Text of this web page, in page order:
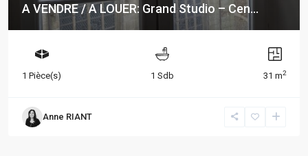
A VENDRE / A LOUER: Grand Studio – Cen...
1 Pièce(s) 1 Sdb 31 m2
Anne RIANT